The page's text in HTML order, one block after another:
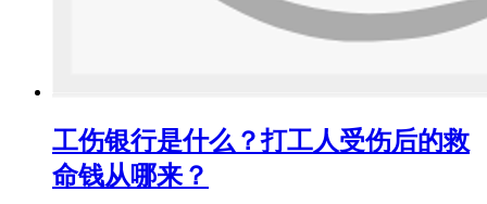
工伤银行是什么？打工人受伤后的救
命钱从哪来？